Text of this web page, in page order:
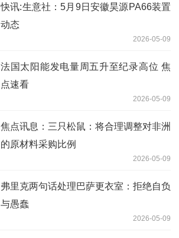
快讯:生意社：5月9日安徽昊源PA66装置
动态
2026-05-09
法国太阳能发电量周五升至纪录高位 焦
点速看
2026-05-09
焦点讯息：三只松鼠：将合理调整对非洲
的原材料采购比例
2026-05-09
弗里克两句话处理巴萨更衣室：拒绝自负
与愚蠢
2026-05-09